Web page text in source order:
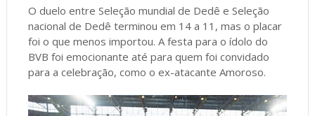
O duelo entre Seleção mundial de Dedê e Seleção
nacional de Dedê terminou em 14 a 11, mas o placar
foi o que menos importou. A festa para o ídolo do
BVB foi emocionante até para quem foi convidado
para a celebração, como o ex-atacante Amoroso.